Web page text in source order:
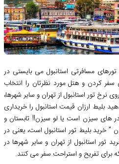
تورهای مسافرتی استانبول می بایستی در
سفر کردن و هتل مورد نظرتان را انتخاب
نرخ تور استانبول از تهران و سایر شهرها،
بلیط ارزان قیمت استانبول را خریداری
در های سیزن است یا لو سیزن!! تابستان و
” خرید بلیط تور استانبول است، یعنی در
تور استانبول از تهران و سایر شهرها در
برای تفریح و استراحت سفر می‌ کنند.